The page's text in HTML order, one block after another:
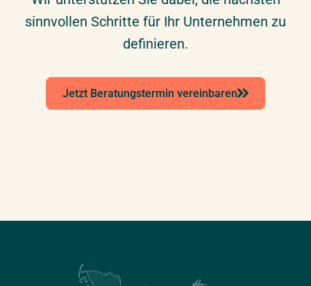
sinnvollen Schritte für Ihr Unternehmen zu
definieren.
Jetzt Beratungstermin vereinbaren